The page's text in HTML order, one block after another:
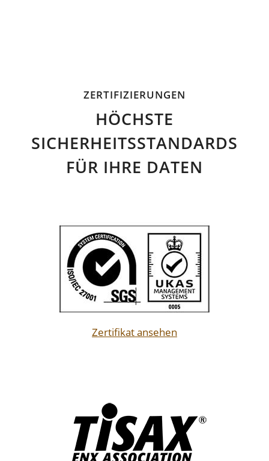
ZERTIFIZIERUNGEN
HÖCHSTE
SICHERHEITSSTANDARDS
FÜR IHRE DATEN
Zertifikat ansehen